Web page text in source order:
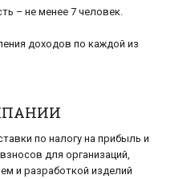
– не менее 7 человек.
доходов по каждой из
по налогу на прибыль и
для организаций,
и разработкой изделий